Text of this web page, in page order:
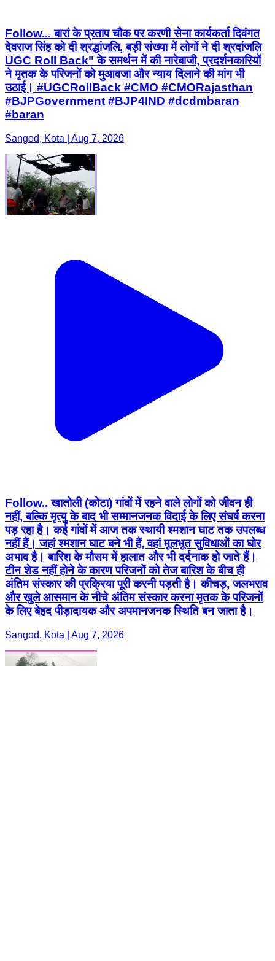
Follow... बारां के प्रताप चौक पर करणी सेना कार्यकर्ता दिवंगत
देवराज सिंह को दी श्रद्धांजलि, बड़ी संख्या में लोगों ने दी श्रदांजलि
UGC Roll Back" के समर्थन में की नारेबाजी, प्रदर्शनकारियों
ने मृतक के परिजनों को मुआवजा और न्याय दिलाने की मांग भी
उठाई। #UGCRollBack #CMO #CMORajasthan
#BJPGovernment #BJP4IND #dcdmbaran
#baran
Sangod, Kota | Aug 7, 2026
Follow.. खातोली (कोटा) गांवों में रहने वाले लोगों को जीवन ही
नहीं, बल्कि मृत्यु के बाद भी सम्मानजनक विदाई के लिए संघर्ष करना
पड़ रहा है। कई गांवों में आज तक स्थायी श्मशान घाट तक उपलब्ध
नहीं हैं। जहां श्मशान घाट बने भी हैं, वहां मूलभूत सुविधाओं का घोर
अभाव है। बारिश के मौसम में हालात और भी दर्दनाक हो जाते हैं।
टीन शेड नहीं होने के कारण परिजनों को तेज बारिश के बीच ही
अंतिम संस्कार की प्रक्रिया पूरी करनी पड़ती है। कीचड़, जलभराव
और खुले आसमान के नीचे अंतिम संस्कार करना मृतक के परिजनों
के लिए बेहद पीड़ादायक और अपमानजनक स्थिति बन जाता है।
Sangod, Kota | Aug 7, 2026